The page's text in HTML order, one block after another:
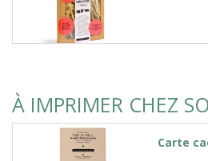
À IMPRIMER CHEZ
Carte